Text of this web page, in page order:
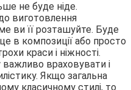
не буде ніде.
виготовлення
ви її розташуйте. Буде
в композиції або просто
краси і ніжності.
важливо враховувати і
Якщо загальна
класичному стилі, то